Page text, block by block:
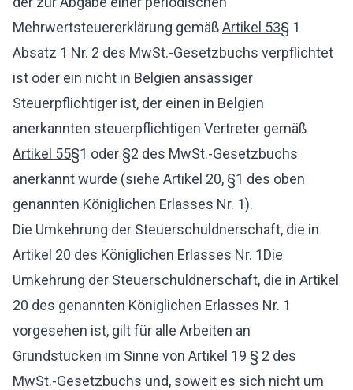
Mehrwertsteuererklärung gemäßArtikel 53§ 1
Absatz 1 Nr. 2 des MwSt.-Gesetzbuchs verpflichtet
ist oder ein nicht in Belgien ansässiger
Steuerpflichtiger ist, der einen in Belgien
anerkannten steuerpflichtigen Vertreter gemäß
Artikel 55§1 oder §2 des MwSt.-Gesetzbuchs
anerkannt wurde (siehe Artikel 20, §1 des oben
genannten Königlichen Erlasses Nr. 1).
Die Umkehrung der Steuerschuldnerschaft, die in
Artikel 20 des Königlichen Erlasses Nr. 1Die
Umkehrung der Steuerschuldnerschaft, die in Artikel
20 des genannten Königlichen Erlasses Nr. 1
vorgesehen ist, gilt für alle Arbeiten an
Grundstücken im Sinne von Artikel 19 § 2 des
MwSt.-Gesetzbuchs und, soweit es sich nicht um